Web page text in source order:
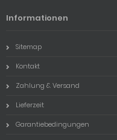
Informationen
Sitemap
Kontakt
Zahlung & Versand
Lieferzeit
Garantiebedingungen